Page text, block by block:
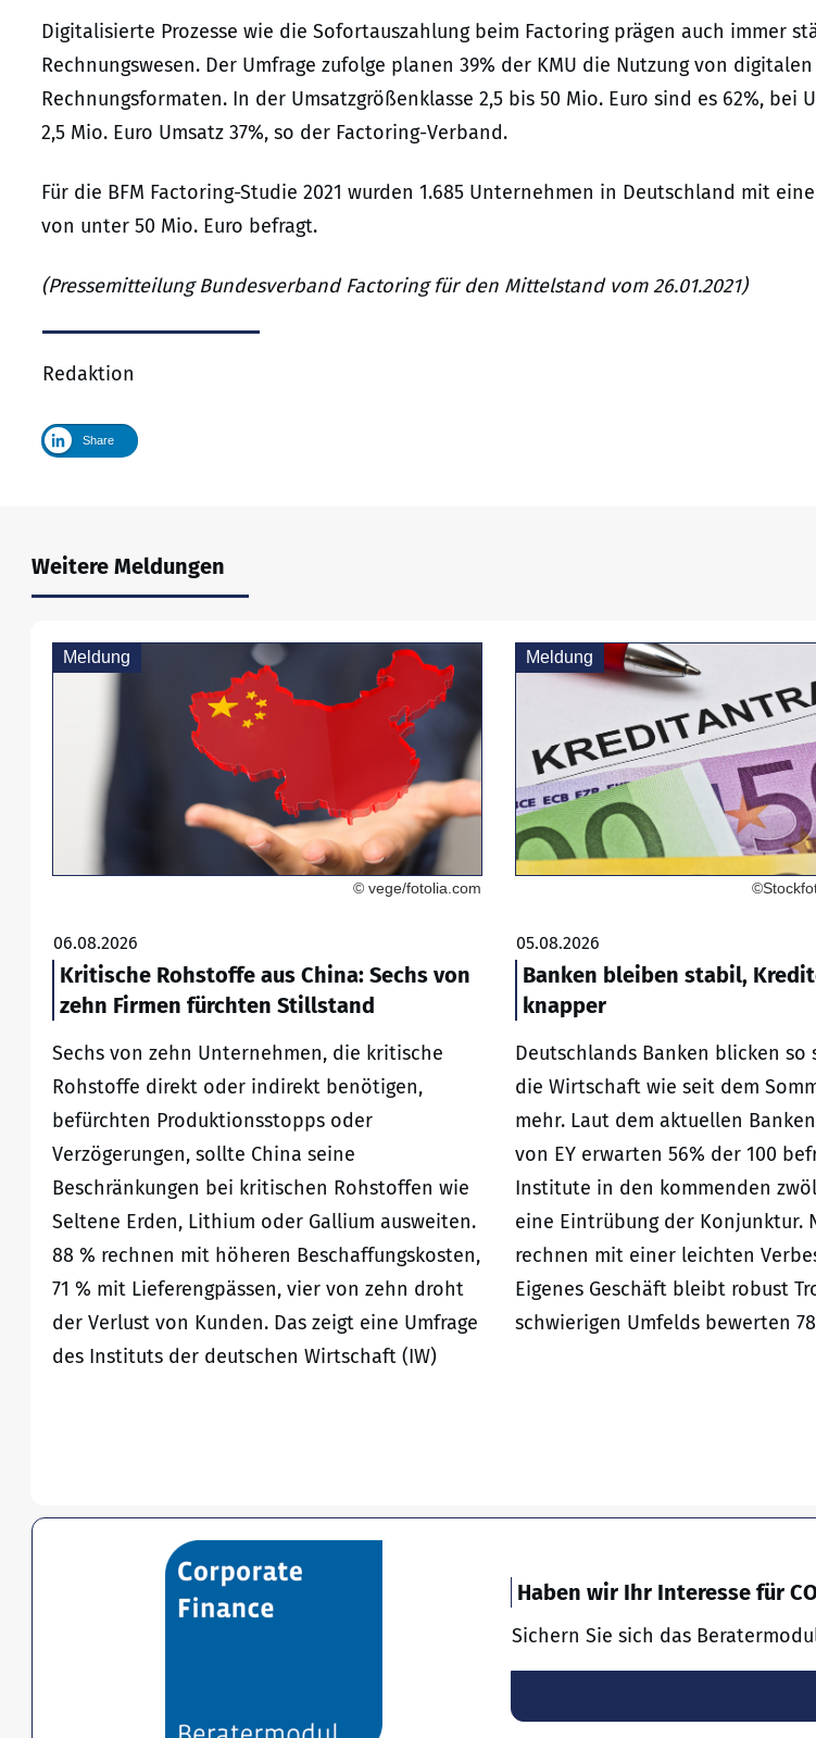
Digitalisierte Prozesse wie die Sofortauszahlung beim Factoring prägen auch immer
Rechnungswesen. Der Umfrage zufolge planen 39% der KMU die Nutzung von digitalen
Rechnungsformaten. In der Umsatzgrößenklasse 2,5 bis 50 Mio. Euro sind es 62%, bei
2,5 Mio. Euro Umsatz 37%, so der Factoring-Verband.
Für die BFM Factoring-Studie 2021 wurden 1.685 Unternehmen in Deutschland mit
von unter 50 Mio. Euro befragt.
(Pressemitteilung Bundesverband Factoring für den Mittelstand vom 26.01.2021)
Redaktion
Share
Weitere Meldungen
Meldung
© vege/fotolia.com
06.08.2026
Kritische Rohstoffe aus China: Sechs von
zehn Firmen fürchten Stillstand
Sechs von zehn Unternehmen, die kritische
Rohstoffe direkt oder indirekt benötigen,
befürchten Produktionsstopps oder
Verzögerungen, sollte China seine
Beschränkungen bei kritischen Rohstoffen wie
Seltene Erden, Lithium oder Gallium ausweiten.
88 % rechnen mit höheren Beschaffungskosten,
71 % mit Lieferengpässen, vier von zehn droht
der Verlust von Kunden. Das zeigt eine Umfrage
des Instituts der deutschen Wirtschaft (IW)
Meldung
05.08.2026
Banken bleiben stabil,
knapper
Deutschlands Banken blicken so
die Wirtschaft wie seit dem
mehr. Laut dem aktuellen
von EY erwarten 56% der 100
Institute in den kommenden
eine Eintrübung der Konjunktur.
rechnen mit einer leichten
Eigenes Geschäft bleibt robust
schwierigen Umfelds bewerten
Haben wir Ihr Interesse für
Sichern Sie sich das